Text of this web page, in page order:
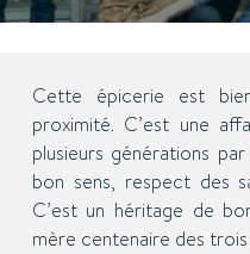
Cette épicerie est
proximité. C’est une
plusieurs générations
bon sens, respect des
C’est un héritage de
mère centenaire des